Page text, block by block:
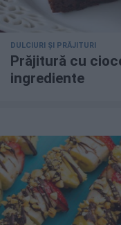
DULCIURI ȘI PRĂJITURI
Prăjitură cu
ingrediente